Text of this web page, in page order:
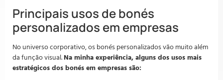
Principais usos de bonés
personalizados em empresas
No universo corporativo, os bonés personalizados vão muito além
da função visual. Na minha experiência, alguns dos usos mais
estratégicos dos bonés em empresas são: